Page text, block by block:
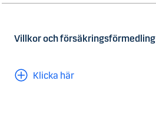
Villkor och försäkringsförmedling
Klicka här